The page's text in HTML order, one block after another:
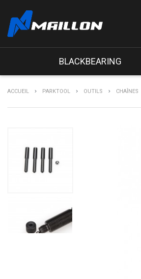
BLACKBEARING
ACCUEIL PARKTOOL OUTILS CHAÎNES